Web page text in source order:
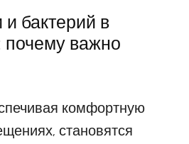
бактерий в
почему важно
комфортную
становятся